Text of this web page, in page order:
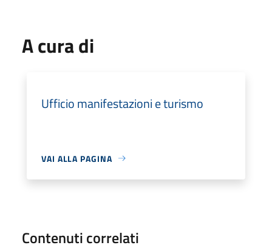
A cura di
Ufficio manifestazioni e turismo
VAI ALLA PAGINA
Contenuti correlati